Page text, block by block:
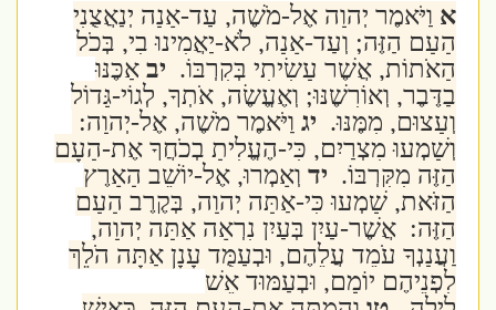
וַיֹּאמֶר יְהוָה אֶל-מֹשֶׁה, עַד-אָנָה יְנַאֲצֻנִי
הָעָם הַזֶּה; וְעַד-אָנָה, לֹא-יַאֲמִינוּ בִי, בְּכֹל
הָאֹתוֹת, אֲשֶׁר עָשִׂיתִי בְּקִרְבּוֹ.יבאַכֶּנּוּ
בַדֶּבֶר, וְאוֹרִשֶׁנּוּ; וְאֶעֱשֶׂה, אֹתְךָ, לְגוֹי-גָּדוֹל
וְעָצוּם, מִמֶּנּוּ.יג וַיֹּאמֶר מֹשֶׁה, אֶל-יְהוָה:
וְשָׁמְעוּ מִצְרַיִם, כִּי-הֶעֱלִיתָ בְכֹחֲךָ אֶת-הָעָם
הַזֶּה מִקִּרְבּוֹ.ידוְאָמְרוּ, אֶל-יוֹשֵׁב הָאָרֶץ
הַזֹּאת, שָׁמְעוּ כִּי-אַתָּה יְהוָה, בְּקֶרֶב הָעָם
הַזֶּה: אֲשֶׁר-עַיִן בְּעַיִן נִרְאָה אַתָּה יְהוָה,
וַעֲנָנְךָ עֹמֵד עֲלֵהֶם, וּבְעַמֻּד עָנָן אַתָּה הֹלֵךְ
לִפְנֵיהֶם יוֹמָם, וּבְעַמּוּד אֵשׁ